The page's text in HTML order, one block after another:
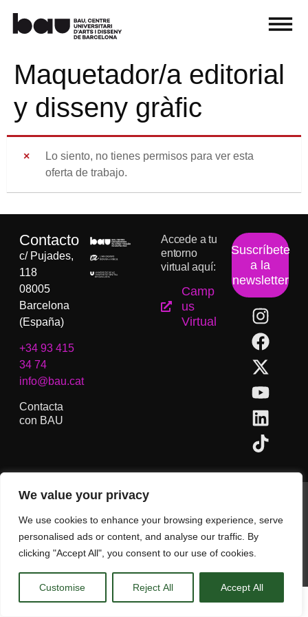
We value your privacy
We use cookies to enhance your browsing experience, serve
personalised ads or content, and analyse our traffic. By
clicking "Accept All", you consent to our use of cookies.
Customise Reject All Accept All
Maquetador/a editorial
y disseny gràfic
Lo siento, no tienes permisos para ver esta
oferta de trabajo.
Contacto
c/ Pujades,
118
08005
Barcelona
(España)
+34 93 415
34 74
info@bau.cat
Contacta
con BAU
Accede a tu
entorno
virtual aquí:
Camp
us
Virtual
Suscríbete
a la
newsletter
BAU, Centro Universitario de Artes y Diseño de Barcelona.
Copyright © Todos los derechos reservados.
CA ES EN( IN)